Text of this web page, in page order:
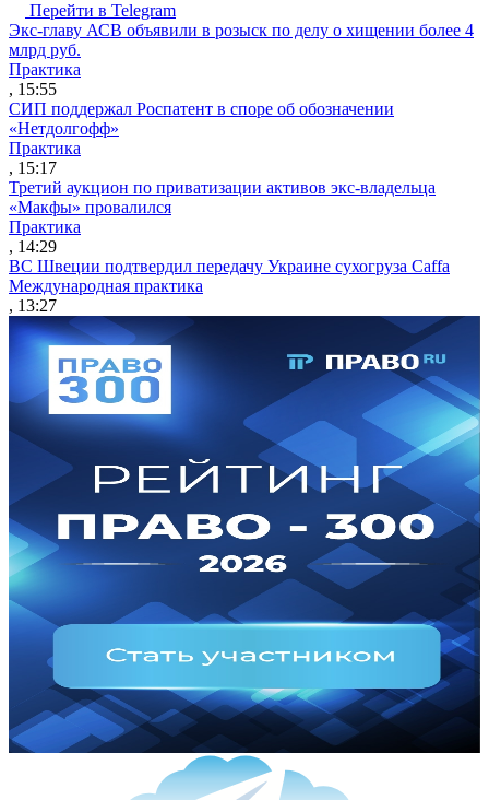
Перейти в Telegram
Экс-главу АСВ объявили в розыск по делу о хищении более 4
млрд руб.
Практика
, 15:55
СИП поддержал Роспатент в споре об обозначении
«Нетдолгофф»
Практика
, 15:17
Третий аукцион по приватизации активов экс-владельца
«Макфы» провалился
Практика
, 14:29
ВС Швеции подтвердил передачу Украине сухогруза Caffa
Международная практика
, 13:27